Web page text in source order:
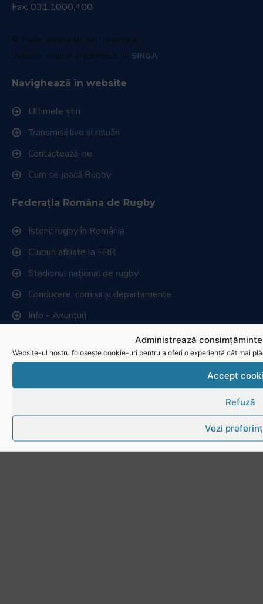
Administrează
Website-ul nostru folosește cookie-uri pentru a oferi o experiență cât mai
Accept
Refuză
Vezi
Fax: 031.1000.400
© Toate drepturile sunt rezervate.
Website realizat și întreținut de SINGA
Navighează în website
Ultimele știri
Transmisii live și reluări
Contactează-ne
Cum se joacă Rugby
Federația Româna de Rugby
Istoric rugby în România
Cluburi afiliate la FRR
Stadionul național de rugby
Conducere, comisii și departamente
Info - Anunțuri
Politica de utilizare cookies